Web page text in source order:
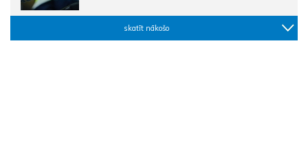
skatīt nākošo